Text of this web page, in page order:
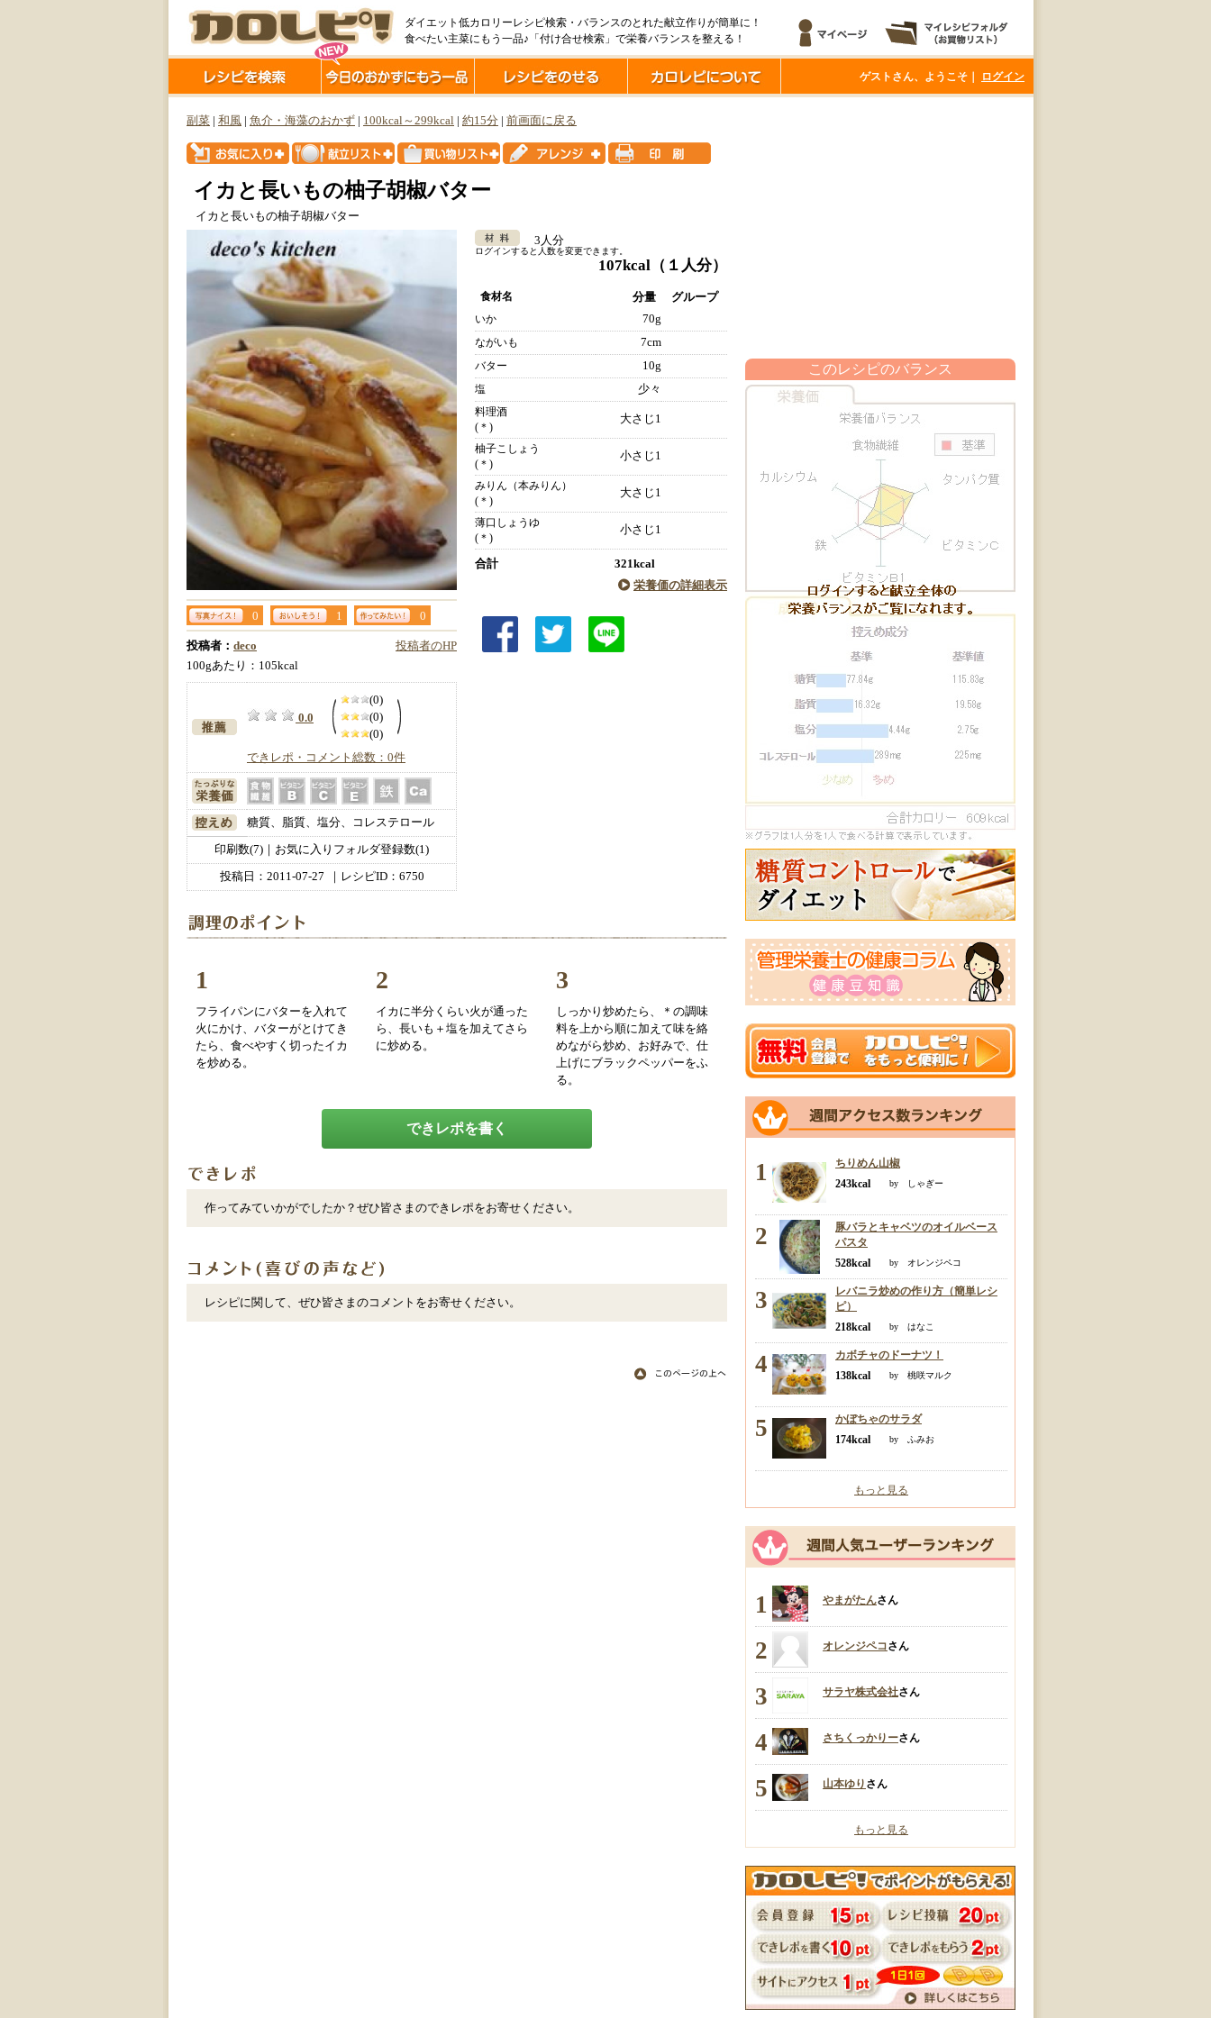
ダイエット低カロリーレシピ検索・バランスのとれた献立作りが簡単に！
食べたい主菜にもう一品♪「付け合せ検索」で栄養バランスを整える！
ゲストさん、ようこそ｜ ログイン
副菜 和風 魚介・海藻のおかず 100kcal～299kcal 約15分 前画面に戻る
イカと長いもの柚子胡椒バター
イカと長いもの柚子胡椒バター
0 1 0
投稿者のHP
投稿者： deco
100gあたり：105kcal
0.0
(0)
(0)
(0)
できレポ・コメント総数：0件
糖質、脂質、塩分、コレステロール
印刷数(7)｜お気に入りフォルダ登録数(1)
投稿日： 2011-07-27 ｜レシピID：6750
3人分
ログインすると人数を変更できます。
107kcal （１人分）
食材名 分量 グループ
いか 70g
ながいも 7cm
バター 10g
塩 少々
料理酒
(＊)
大さじ1
柚子こしょう
(＊)
小さじ1
みりん（本みりん）
(＊)
大さじ1
薄口しょうゆ
(＊)
小さじ1
合計
321kcal
栄養価の詳細表示
1
フライパンにバターを入れて
火にかけ、バターがとけてき
たら、食べやすく切ったイカ
を炒める。
2
イカに半分くらい火が通った
ら、長いも＋塩を加えてさら
に炒める。
3
しっかり炒めたら、＊の調味
料を上から順に加えて味を絡
めながら炒め、お好みで、仕
上げにブラックペッパーをふ
る。
できレポを書く
作ってみていかがでしたか？ぜひ皆さまのできレポをお寄せください。
レシピに関して、ぜひ皆さまのコメントをお寄せください。
このレシピのバランス
1
ちりめん山椒
243kcal
by しゃぎー
2
豚バラとキャベツのオイルベース
パスタ
528kcal
by オレンジペコ
3
レバニラ炒めの作り方（簡単レシ
ピ）
218kcal
by はなこ
4
カボチャのドーナツ！
138kcal
by 桃咲マルク
5
かぼちゃのサラダ
174kcal
by ふみお
もっと見る
1 やまがたんさん
2 オレンジペコさん
3 サラヤ株式会社さん
4 さちくっかりーさん
5 山本ゆり さん
もっと見る